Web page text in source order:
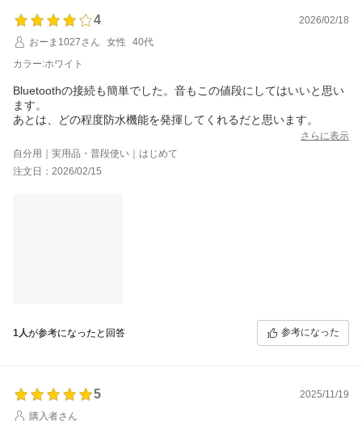
4
2026/02/18
おーま1027さん
女性
40代
カラー:ホワイト
Bluetoothの接続も簡単でした。音もこの値段にしてはいいと思い
ます。
あとは、どの程度防水機能を発揮してくれるだと思います。
さらに表示
自分用｜実用品・普段使い｜はじめて
注文日：2026/02/15
1人が参考になったと回答 参考になった
5
2025/11/19
購入者さん